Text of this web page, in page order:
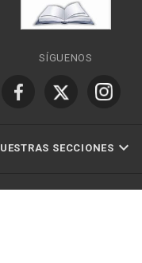
SÍGUENOS
SECCIONES